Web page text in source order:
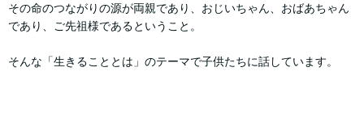
その命のつながりの源が両親であり、おじいちゃん、おばあちゃん
であり、ご先祖様であるということ。
そんな「生きることとは」のテーマで子供たちに話しています。